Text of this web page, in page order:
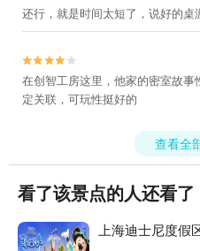
还行，就是时间太短了，说好的桌


在创智工房这里，他家的密室故
定关联，可玩性挺好的
查看全
看了该景点的人还看了
上海迪士尼度假